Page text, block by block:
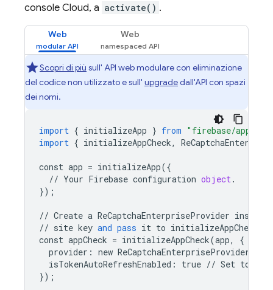
console Cloud, a activate() .
Web Web
Scopri di più sull' API web modulare con eliminazione
del codice non utilizzato e sull' upgradedall'API con spazi
dei nomi.
import { initializeApp } from "firebase/app"
import { initializeAppCheck,
const app = initializeApp({
// Your Firebase configuration object.
});
// Create a ReCaptchaEnterpriseProvider instance
// site key and pass it to initializeAppCheck
const appCheck = initializeAppCheck(app,
{
provider : new ReCaptchaEnterpriseProvider
isTokenAutoRefreshEnabled : true // Set to
});